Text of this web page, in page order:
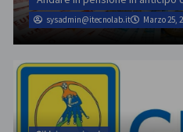
sysadmin@itecnolab.it Marzo 25,